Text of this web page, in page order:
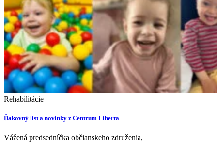
Rehabilitácie
Ďakovný list a novinky z Centrum Liberta
Vážená predsedníčka občianskeho združenia,